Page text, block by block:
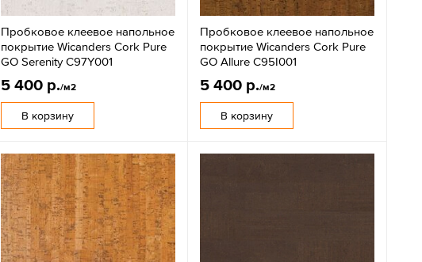
Пробковое клеевое напольное
покрытие Wicanders Cork Pure
GO Serenity C97Y001
5 400 р./м2
В корзину
Пробковое клеевое напольное
покрытие Wicanders Cork Pure
GO Allure C95I001
5 400 р./м2
В корзину